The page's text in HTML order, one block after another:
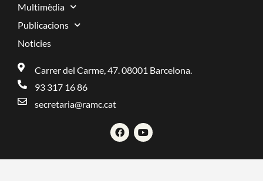
Multimèdia
Publicacions
Noticies
Carrer del Carme, 47. 08001 Barcelona.
93 317 16 86
secretaria@ramc.cat
F
a
c
Y
o
u